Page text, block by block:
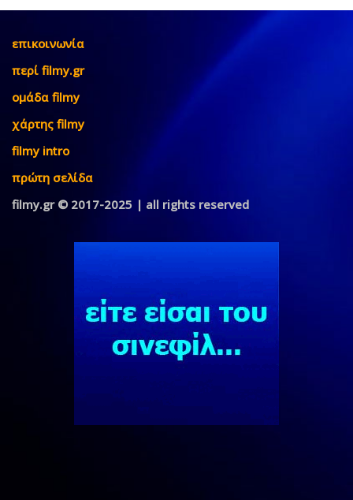
επικοινωνία
περί filmy.gr
ομάδα filmy
χάρτης filmy
filmy intro
πρώτη σελίδα
filmy.gr © 2017-2025 | all rights reserved